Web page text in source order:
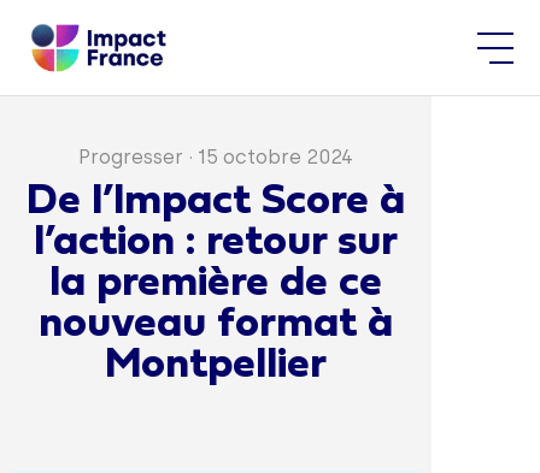
Progresser · 15 octobre 2024
De l’Impact Score à
l’action : retour sur
la première de ce
nouveau format à
Montpellier